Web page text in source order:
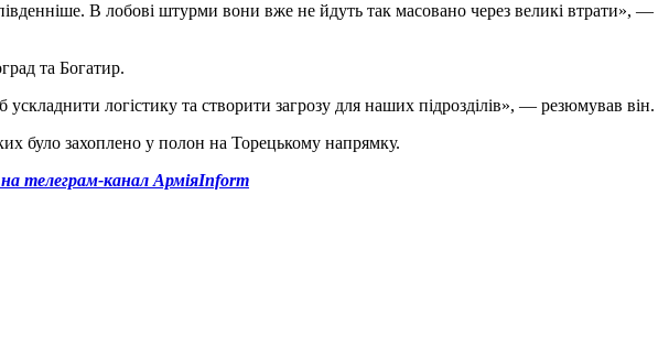
В лобові штурми вони вже не йдуть так масовано через великі втрати», —
та Богатир.
логістику та створити загрозу для наших підрозділів», — резюмував він.
було захоплено у полон на Торецькому напрямку.
телеграм-канал АрміяInform